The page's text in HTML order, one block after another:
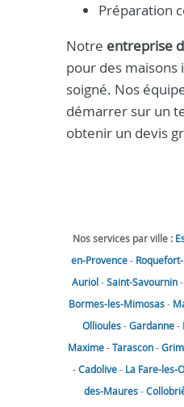
Préparation
Notre entreprise
pour des maisons
soigné. Nos
démarrer sur un
obtenir un devis
Nos services par ville :
en-Provence-
Auriol-Saint-Savournin-
Bormes-les-Mimosas-
Ollioules-Gardanne-
Maxime-Tarascon-
-Cadolive- La Fare-les-
des-Maures-